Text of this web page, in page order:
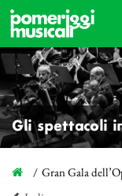
Gli spettacoli
Gran Gala